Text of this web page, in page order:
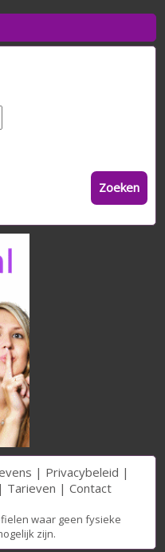
Zoeken
| Privacybeleid |
| Tarieven | Contact
waar geen fysieke
zijn.